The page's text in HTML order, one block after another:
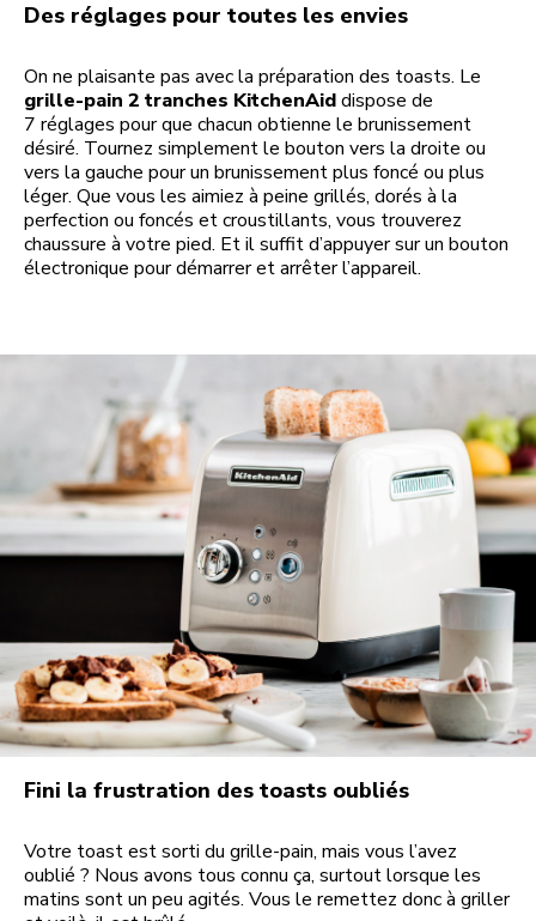
Des réglages pour toutes les envies
On ne plaisante pas avec la préparation des toasts. Le
grille-pain 2 tranches KitchenAiddispose de
7 réglages pour que chacun obtienne le brunissement
désiré. Tournez simplement le bouton vers la droite ou
vers la gauche pour un brunissement plus foncé ou plus
léger. Que vous les aimiez à peine grillés, dorés à la
perfection ou foncés et croustillants, vous trouverez
chaussure à votre pied. Et il suffit d’appuyer sur un bouton
électronique pour démarrer et arrêter l’appareil.
Fini la frustration des toasts oubliés
Votre toast est sorti du grille-pain, mais vous l’avez
oublié ? Nous avons tous connu ça, surtout lorsque les
matins sont un peu agités. Vous le remettez donc à griller